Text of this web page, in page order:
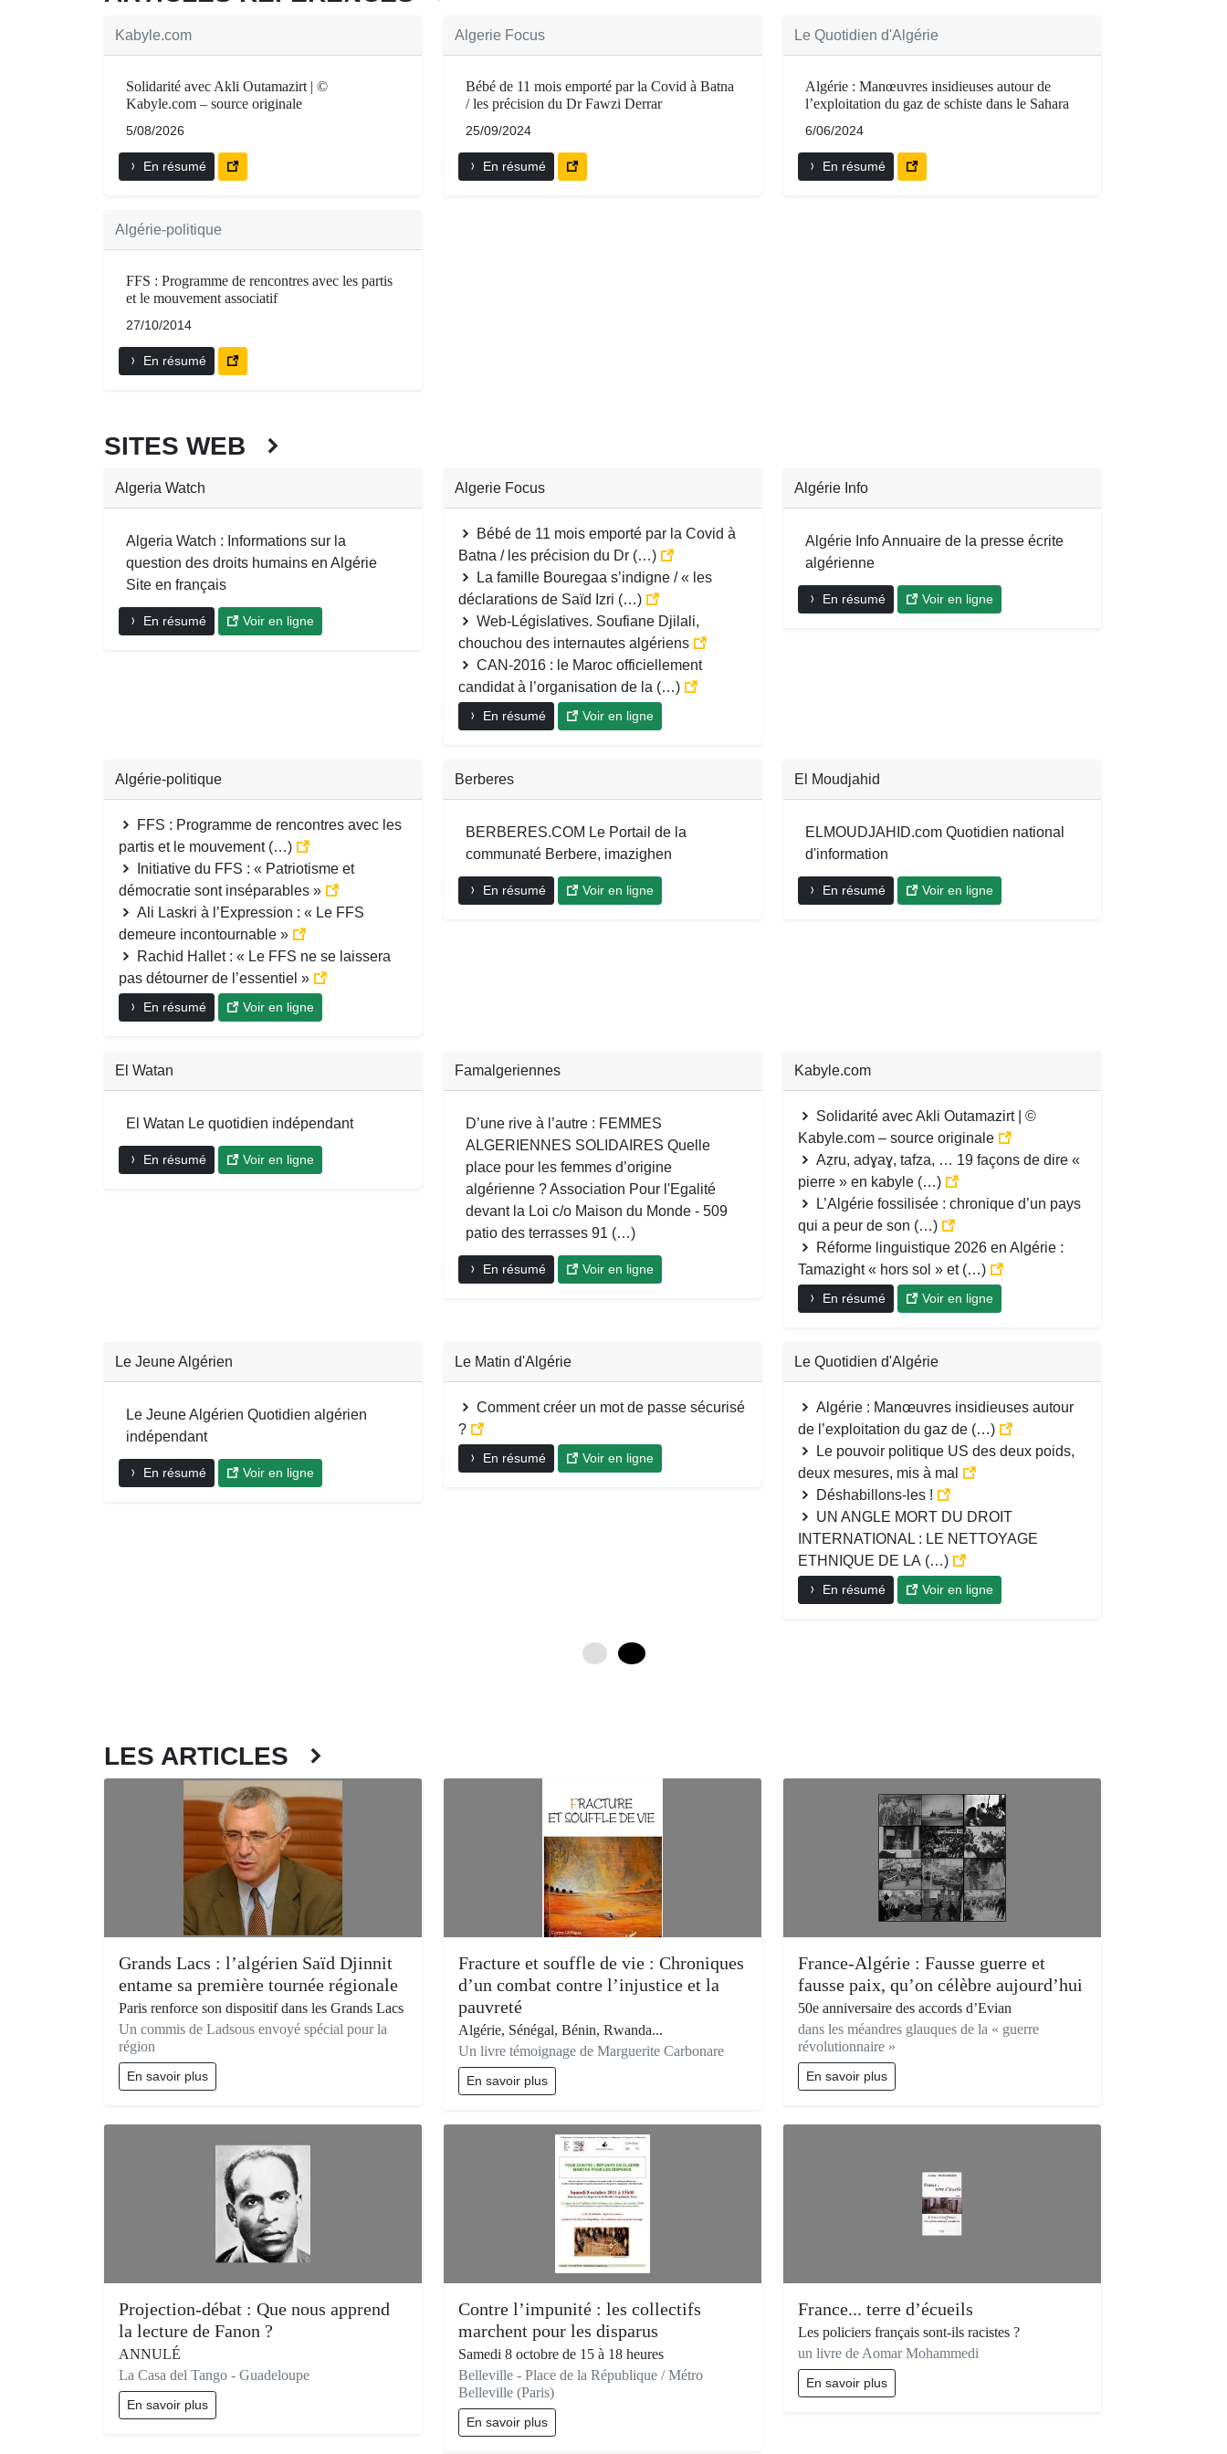
Kabyle.com
Solidarité avec Akli Outamazirt | ©
Kabyle.com – source originale
5/08/2026
En résumé
Algerie Focus
Bébé de 11 mois emporté par la Covid à Batna
/ les précision du Dr Fawzi Derrar
25/09/2024
En résumé
Le Quotidien d'Algérie
Algérie : Manœuvres insidieuses autour de
l’exploitation du gaz de schiste dans le Sahara
6/06/2024
En résumé
Algérie-politique
FFS : Programme de rencontres avec les partis
et le mouvement associatif
27/10/2014
En résumé
SITES WEB
Algeria Watch
Algeria Watch : Informations sur la
question des droits humains en Algérie
Site en français
En résumé Voir en ligne
Algerie Focus
Bébé de 11 mois emporté par la Covid à
Batna / les précision du Dr (…)
La famille Bouregaa s’indigne / « les
déclarations de Saïd Izri (…)
Web-Législatives. Soufiane Djilali,
chouchou des internautes algériens
CAN-2016 : le Maroc officiellement
candidat à l’organisation de la (…)
En résumé Voir en ligne
Algérie Info
Algérie Info Annuaire de la presse écrite
algérienne
En résumé Voir en ligne
Algérie-politique
FFS : Programme de rencontres avec les
partis et le mouvement (…)
Initiative du FFS : « Patriotisme et
démocratie sont inséparables »
Ali Laskri à l’Expression : « Le FFS
demeure incontournable »
Rachid Hallet : « Le FFS ne se laissera
pas détourner de l’essentiel »
En résumé Voir en ligne
Berberes
BERBERES.COM Le Portail de la
communaté Berbere, imazighen
En résumé Voir en ligne
El Moudjahid
ELMOUDJAHID.com Quotidien national
d'information
En résumé Voir en ligne
El Watan
El Watan Le quotidien indépendant
En résumé Voir en ligne
Famalgeriennes
D’une rive à l’autre : FEMMES
ALGERIENNES SOLIDAIRES Quelle
place pour les femmes d’origine
algérienne ? Association Pour l'Egalité
devant la Loi c/o Maison du Monde - 509
patio des terrasses 91 (…)
En résumé Voir en ligne
Kabyle.com
Solidarité avec Akli Outamazirt | ©
Kabyle.com – source originale
Aẓru, adɣaɣ, tafza, … 19 façons de dire «
pierre » en kabyle (…)
L’Algérie fossilisée : chronique d’un pays
qui a peur de son (…)
Réforme linguistique 2026 en Algérie :
Tamazight « hors sol » et (…)
En résumé Voir en ligne
Le Jeune Algérien
Le Jeune Algérien Quotidien algérien
indépendant
En résumé Voir en ligne
Le Matin d'Algérie
Comment créer un mot de passe sécurisé
?
En résumé Voir en ligne
Le Quotidien d'Algérie
Algérie : Manœuvres insidieuses autour
de l’exploitation du gaz de (…)
Le pouvoir politique US des deux poids,
deux mesures, mis à mal
Déshabillons-les !
UN ANGLE MORT DU DROIT
INTERNATIONAL : LE NETTOYAGE
ETHNIQUE DE LA (…)
En résumé Voir en ligne
LES ARTICLES
Grands Lacs : l’algérien Saïd Djinnit
entame sa première tournée régionale
Paris renforce son dispositif dans les Grands Lacs
Un commis de Ladsous envoyé spécial pour la
région
En savoir plus
Fracture et souffle de vie : Chroniques
d’un combat contre l’injustice et la
pauvreté
Algérie, Sénégal, Bénin, Rwanda...
Un livre témoignage de Marguerite Carbonare
En savoir plus
France-Algérie : Fausse guerre et
fausse paix, qu’on célèbre aujourd’hui
50e anniversaire des accords d’Evian
dans les méandres glauques de la « guerre
révolutionnaire »
En savoir plus
Projection-débat : Que nous apprend
la lecture de Fanon ?
ANNULÉ
La Casa del Tango - Guadeloupe
En savoir plus
Contre l’impunité : les collectifs
marchent pour les disparus
Samedi 8 octobre de 15 à 18 heures
Belleville - Place de la République / Métro
Belleville (Paris)
En savoir plus
France... terre d’écueils
Les policiers français sont-ils racistes ?
un livre de Aomar Mohammedi
En savoir plus